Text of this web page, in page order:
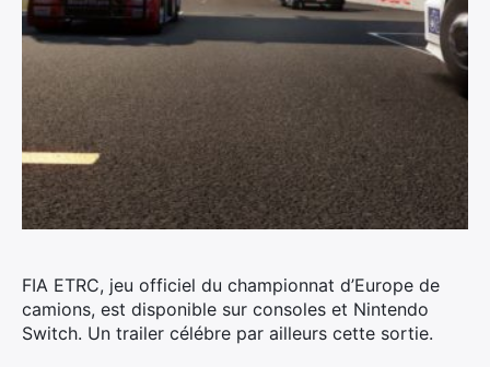
FIA ETRC, jeu officiel du championnat d’Europe de
camions, est disponible sur consoles et Nintendo
Switch. Un trailer célébre par ailleurs cette sortie.